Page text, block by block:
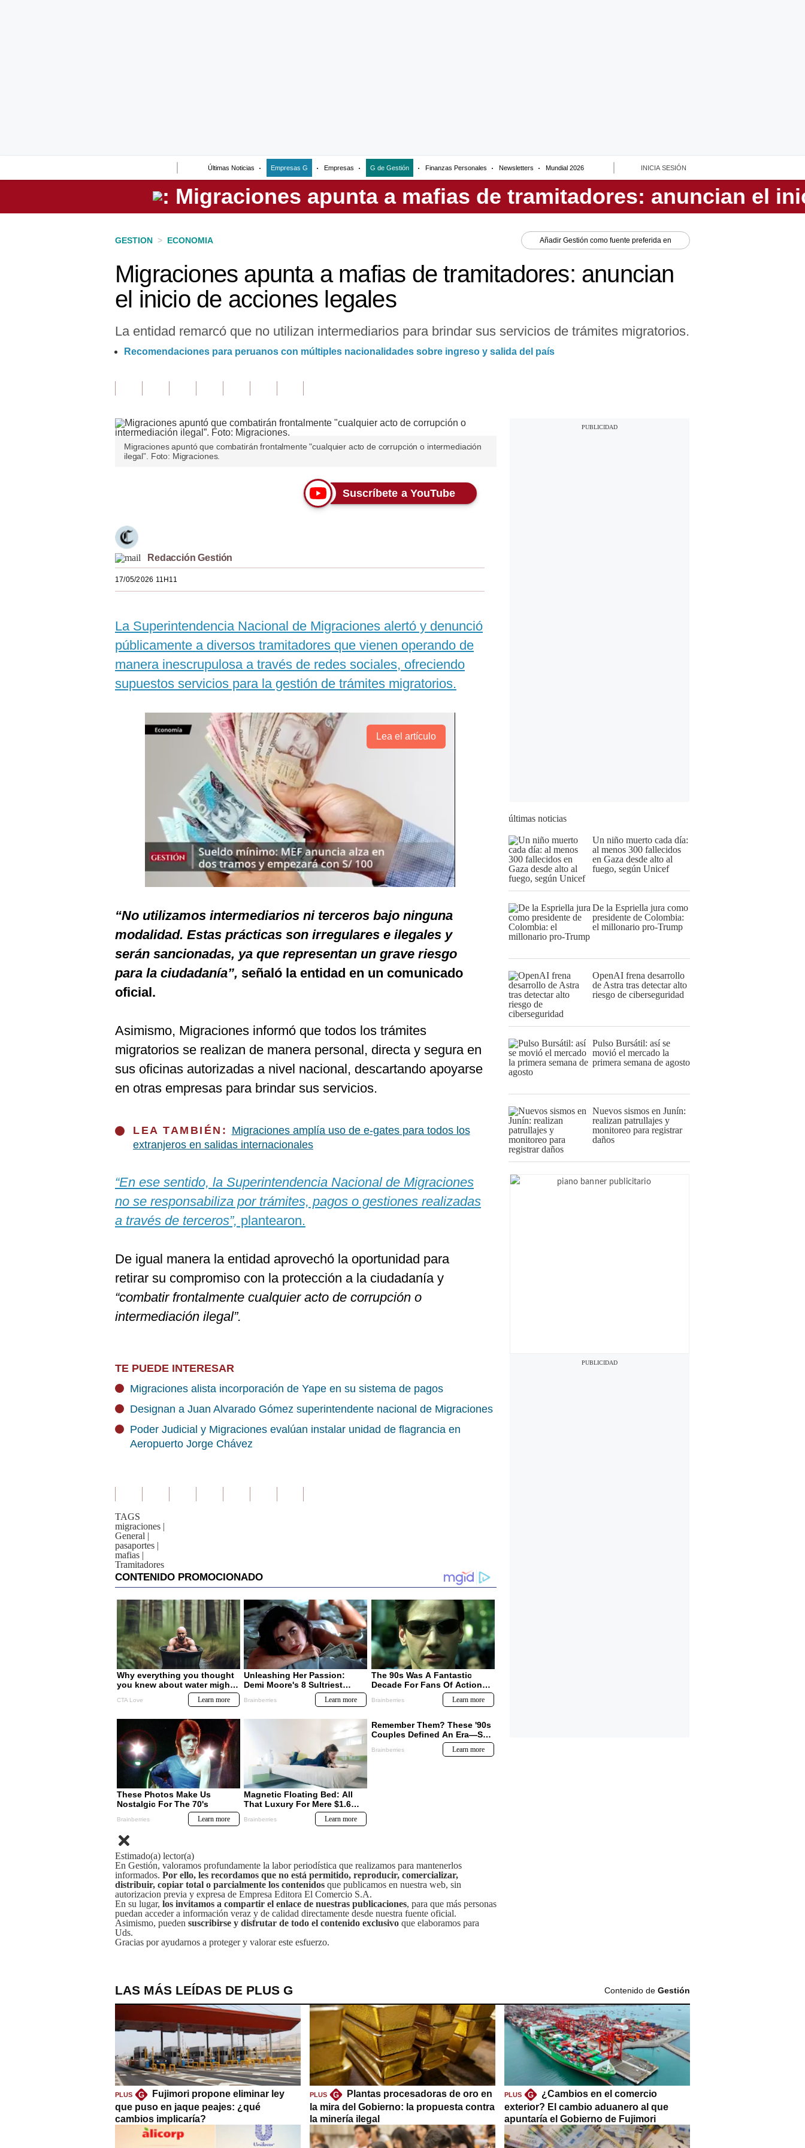
Últimas Noticias Empresas G Empresas G de Gestión Finanzas Personales Newsletters Mundial 2026 INICIA SESIÓN
Perú
GESTION > ECONOMIA Añadir Gestión como fuente preferida en
Migraciones apunta a mafias de tramitadores: anuncian
el inicio de acciones legales
La entidad remarcó que no utilizan intermediarios para brindar sus servicios de trámites migratorios.
Recomendaciones para peruanos con múltiples nacionalidades sobre ingreso y salida del país
Migraciones apuntó que combatirán frontalmente "cualquier acto de corrupción o intermediación
ilegal”. Foto: Migraciones.
Suscríbete a YouTube
Redacción Gestión
17/05/2026 11H11
La Superintendencia Nacional de Migraciones alertó y denunció
públicamente a diversos tramitadores que vienen operando de
manera inescrupulosa a través de redes sociales, ofreciendo
supuestos servicios para la gestión de trámites migratorios.
Lea el artículo
“No utilizamos intermediarios ni terceros bajo ninguna
modalidad. Estas prácticas son irregulares e ilegales y
serán sancionadas, ya que representan un grave riesgo
para la ciudadanía”, señaló la entidad en un comunicado
oficial.
Asimismo, Migraciones informó que todos los trámites
migratorios se realizan de manera personal, directa y segura en
sus oficinas autorizadas a nivel nacional, descartando apoyarse
en otras empresas para brindar sus servicios.
LEA TAMBIÉN: Migraciones amplía uso de e-gates para todos los
extranjeros en salidas internacionales
“En ese sentido, la Superintendencia Nacional de Migraciones
no se responsabiliza por trámites, pagos o gestiones realizadas
a través de terceros”, plantearon.
De igual manera la entidad aprovechó la oportunidad para
retirar su compromiso con la protección a la ciudadanía y
“combatir frontalmente cualquier acto de corrupción o
intermediación ilegal”.
TE PUEDE INTERESAR
Migraciones alista incorporación de Yape en su sistema de pagos
Designan a Juan Alvarado Gómez superintendente nacional de Migraciones
Poder Judicial y Migraciones evalúan instalar unidad de flagrancia en
Aeropuerto Jorge Chávez
TAGS
migraciones |
General |
pasaportes |
mafias |
Tramitadores
Estimado(a) lector(a)
En Gestión, valoramos profundamente la labor periodística que realizamos para mantenerlos
informados. Por ello, les recordamos que no está permitido, reproducir, comercializar,
distribuir, copiar total o parcialmente los contenidos que publicamos en nuestra web, sin
autorizacion previa y expresa de Empresa Editora El Comercio S.A.
En su lugar, los invitamos a compartir el enlace de nuestras publicaciones, para que más personas
puedan acceder a información veraz y de calidad directamente desde nuestra fuente oficial.
Asimismo, pueden suscribirse y disfrutar de todo el contenido exclusivo que elaboramos para
Uds.
Gracias por ayudarnos a proteger y valorar este esfuerzo.
últimas noticias
Un niño muerto cada día:
al menos 300 fallecidos
en Gaza desde alto al
fuego, según Unicef
De la Espriella jura como
presidente de Colombia:
el millonario pro-Trump
OpenAI frena desarrollo
de Astra tras detectar alto
riesgo de ciberseguridad
Pulso Bursátil: así se
movió el mercado la
primera semana de agosto
Nuevos sismos en Junín:
realizan patrullajes y
monitoreo para registrar
daños
LAS MÁS LEÍDAS DE PLUS G Contenido de Gestión
PLUS G
Fujimori propone eliminar ley
que puso en jaque peajes: ¿qué
cambios implicaría?
PLUS G
Plantas procesadoras de oro en
la mira del Gobierno: la propuesta contra
la minería ilegal
PLUS G
¿Cambios en el comercio
exterior? El cambio aduanero al que
apuntaría el Gobierno de Fujimori